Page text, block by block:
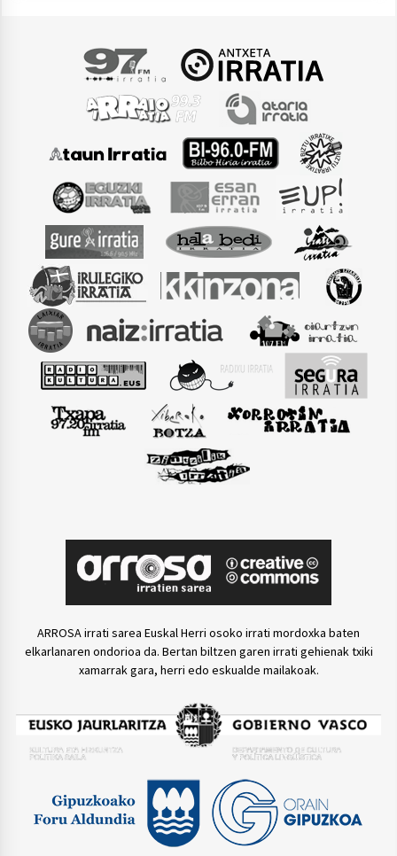
ARROSA irrati sarea Euskal Herri osoko irrati mordoxka baten
elkarlanaren ondorioa da. Bertan biltzen garen irrati gehienak txiki
xamarrak gara, herri edo eskualde mailakoak.